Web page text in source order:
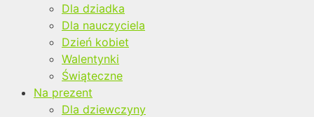
Dla dziadka
Dla nauczyciela
Dzień kobiet
Walentynki
Świąteczne
Na prezent
Dla dziewczyny